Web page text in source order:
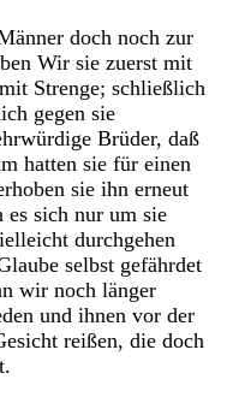
doch noch zur
Wir sie zuerst mit
Strenge; schließlich
gegen sie
Brüder, daß
hatten sie für einen
sie ihn erneut
sich nur um sie
durchgehen
selbst gefährdet
wir noch länger
und ihnen vor der
reißen, die doch